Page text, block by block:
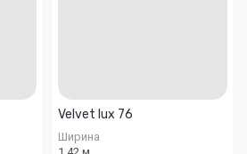
Velvet lux 76
Ширина